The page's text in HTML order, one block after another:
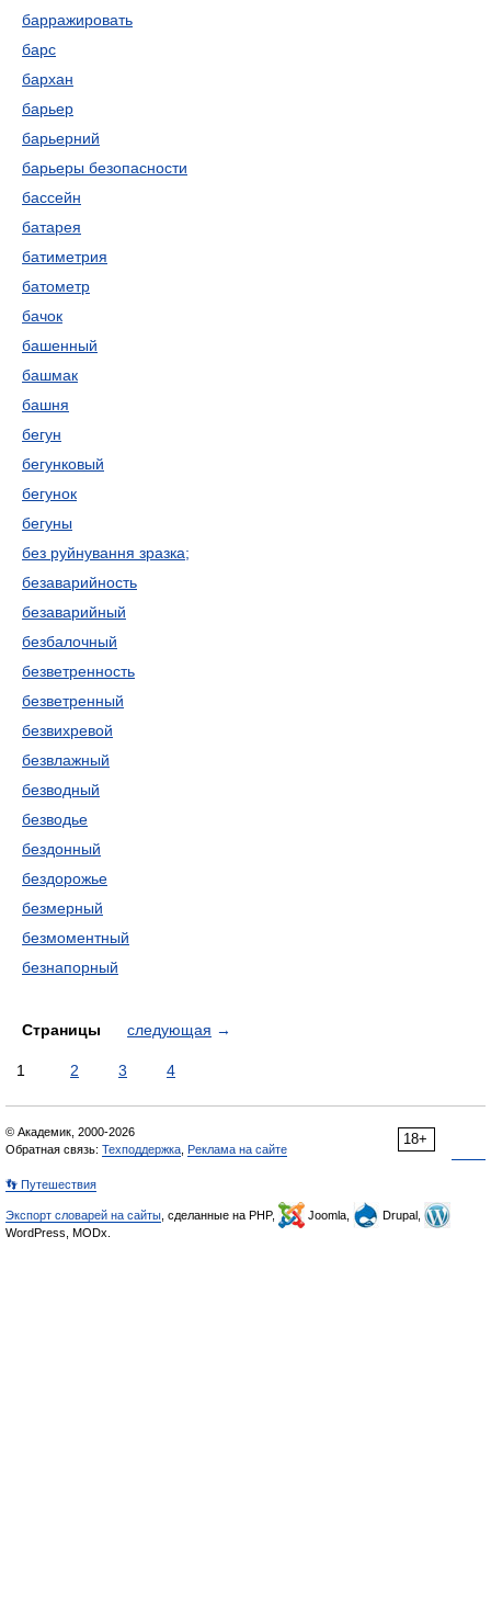
барражировать
барс
бархан
барьер
барьерний
барьеры безопасности
бассейн
батарея
батиметрия
батометр
бачок
башенный
башмак
башня
бегун
бегунковый
бегунок
бегуны
без руйнування зразка;
безаварийность
безаварийный
безбалочный
безветренность
безветренный
безвихревой
безвлажный
безводный
безводье
бездонный
бездорожье
безмерный
безмоментный
безнапорный
Страницы следующая →
1 2 3 4
18+
© Академик, 2000-2026
Обратная связь: Техподдержка Реклама на сайте
👣 Путешествия
Экспорт словарей на сайты , сделанные на PHP, Joomla,
Drupal,
WordPress, MODx.